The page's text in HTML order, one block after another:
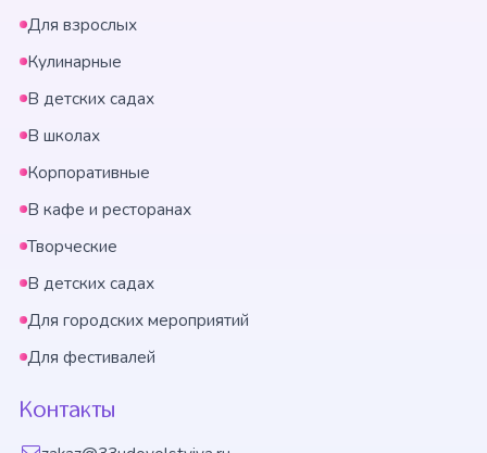
Для взрослых
Кулинарные
В детских садах
В школах
Корпоративные
В кафе и ресторанах
Творческие
В детских садах
Для городских мероприятий
Для фестивалей
Контакты